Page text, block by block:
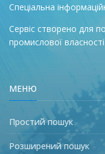
Спеціальна
Сервіс створено для
промислової власності.
МЕНЮ
Простий пошук
Розширений пошук